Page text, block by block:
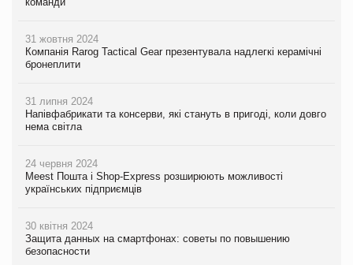
31 жовтня 2024
Компанія Rarog Tactical Gear презентувала надлегкі керамічні
бронеплити
31 липня 2024
Напівфабрикати та консерви, які стануть в пригоді, коли довго
нема світла
24 червня 2024
Meest Пошта і Shop-Express розширюють можливості
українських підприємців
30 квітня 2024
Защита данных на смартфонах: советы по повышению
безопасности